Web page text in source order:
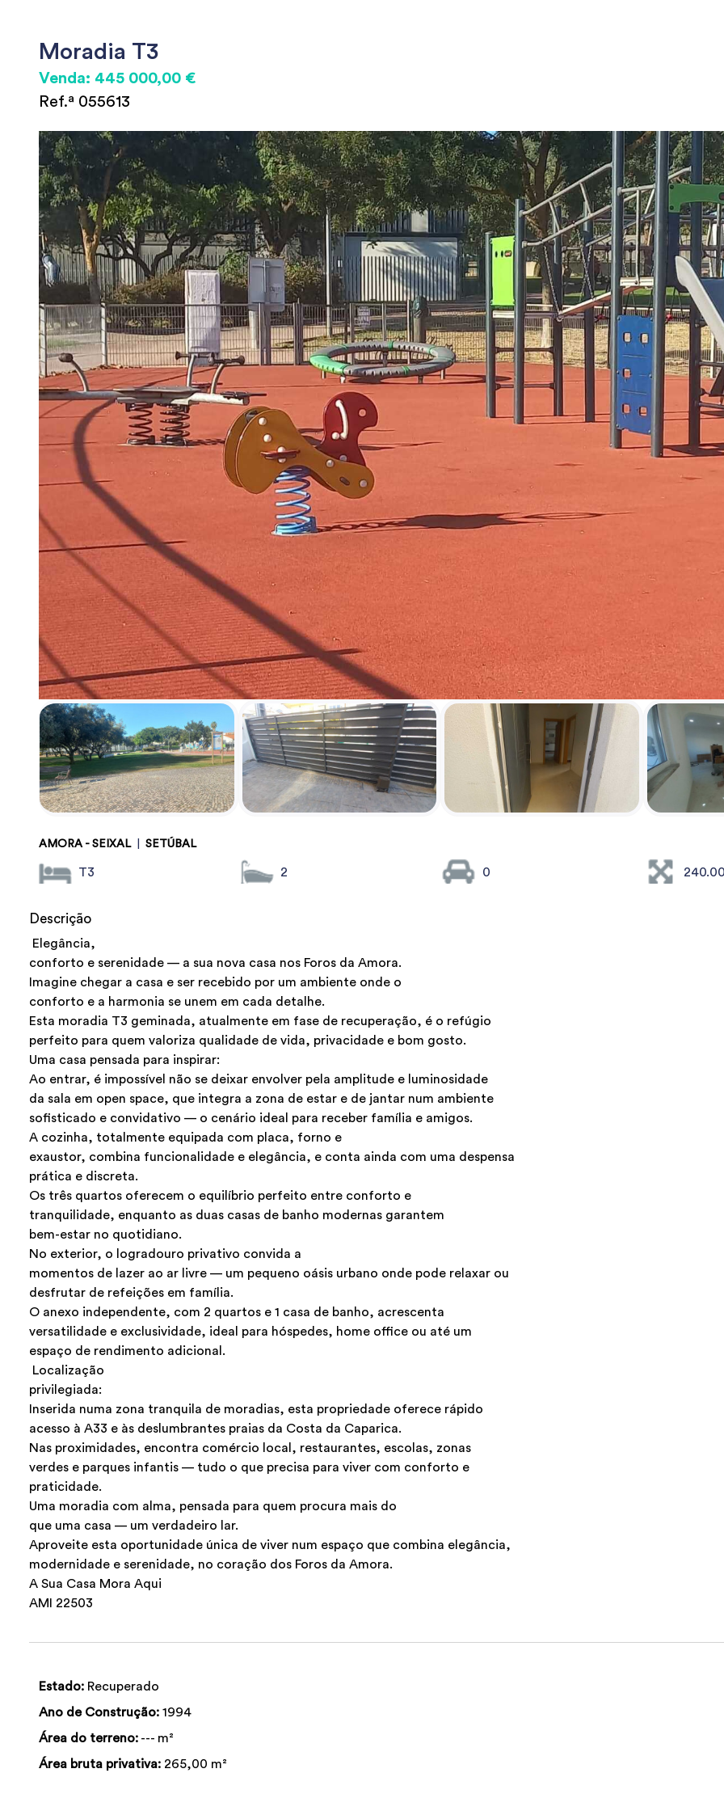
Moradia T3
Venda: 445 000,00 €
Ref.ª 055613
AMORA - SEIXAL SETÚBAL
T3 2 0
Descrição
Elegância,
conforto e serenidade — a sua nova casa nos Foros da Amora.
Imagine chegar a casa e ser recebido por um ambiente onde o
conforto e a harmonia se unem em cada detalhe.
Esta moradia T3 geminada, atualmente em fase de recuperação, é o refúgio
perfeito para quem valoriza qualidade de vida, privacidade e bom gosto.
Uma casa pensada para inspirar:
Ao entrar, é impossível não se deixar envolver pela amplitude e luminosidade
da sala em open space, que integra a zona de estar e de jantar num ambiente
sofisticado e convidativo — o cenário ideal para receber família e amigos.
A cozinha, totalmente equipada com placa, forno e
exaustor, combina funcionalidade e elegância, e conta ainda com uma despensa
prática e discreta.
Os três quartos oferecem o equilíbrio perfeito entre conforto e
tranquilidade, enquanto as duas casas de banho modernas garantem
bem-estar no quotidiano.
No exterior, o logradouro privativo convida a
momentos de lazer ao ar livre — um pequeno oásis urbano onde pode relaxar ou
desfrutar de refeições em família.
O anexo independente, com 2 quartos e 1 casa de banho, acrescenta
versatilidade e exclusividade, ideal para hóspedes, home office ou até um
espaço de rendimento adicional.
Localização
privilegiada:
Inserida numa zona tranquila de moradias, esta propriedade oferece rápido
acesso à A33 e às deslumbrantes praias da Costa da Caparica.
Nas proximidades, encontra comércio local, restaurantes, escolas, zonas
verdes e parques infantis — tudo o que precisa para viver com conforto e
praticidade.
Uma moradia com alma, pensada para quem procura mais do
que uma casa — um verdadeiro lar.
Aproveite esta oportunidade única de viver num espaço que combina elegância,
modernidade e serenidade, no coração dos Foros da Amora.
A Sua Casa Mora Aqui
AMI 22503
Estado: Recuperado
Ano de Construção: 1994
Área do terreno: --- m²
Área bruta privativa: 265,00 m²